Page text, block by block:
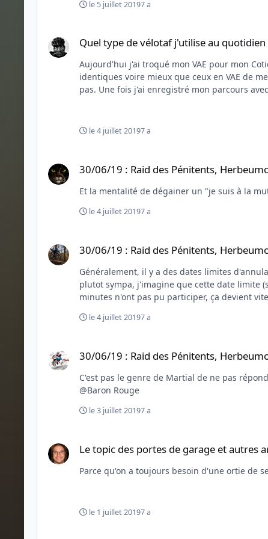
le 5 juillet 20197 a
Quel type de vélotaf j'utilise au quotidien
Aujourd'hui j'ai troqué mon VAE pour mon Cotic car ma compagne a voulu tester
identiques voire mieux que ceux en VAE de mes débuts.
pas. Une fois j'ai enregistré mon parcours
le 4 juillet 20197 a
30/06/19 : Raid des Pénitents,
Et la mentalité de dégainer un "je suis à la
le 4 juillet 20197 a
30/06/19 : Raid des Pénitents,
Généralement, il y a des dates limites d'annulation pour être remboursé
plutot sympa, j'imagine que cette date limite (s'il y en avait une) était déjà bien
minutes n'ont pas pu participer, ça devient
le 4 juillet 20197 a
30/06/19 : Raid des Pénitents,
C'est pas le genre de Martial de ne pas répondre hein Là, il doit à peine commencer récupérer du travail accompli.... D'ailleurs, on serait
@Baron Rouge
le 3 juillet 20197 a
Le topic des portes de garage et autres
Parce qu'on a toujours besoin d'une ortie de
le 1 juillet 20197 a